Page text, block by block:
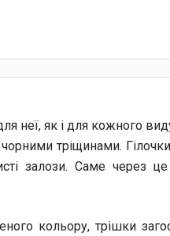
неї, як і для кожного
тріщинами.
залози. Саме через
кольору, трішки